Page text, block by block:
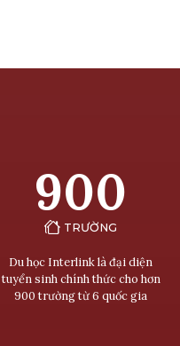
900
TRƯỜNG
Du học Interlink là đại diện
tuyển sinh chính thức cho hơn
900 trường từ 6 quốc gia